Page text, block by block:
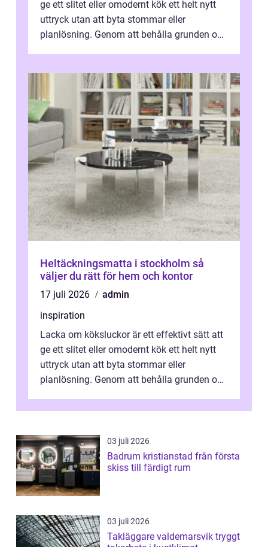
ge ett slitet eller omodernt kök ett helt nytt
uttryck utan att byta stommar eller
planlösning. Genom att behålla grunden och
Heltäckningsmatta i stockholm så
väljer du rätt för hem och kontor
17 juli 2026
admin
inspiration
Lacka om köksluckor är ett effektivt sätt att
ge ett slitet eller omodernt kök ett helt nytt
uttryck utan att byta stommar eller
planlösning. Genom att behålla grunden och
03 juli 2026
Badrum kristianstad från första
skiss till färdigt rum
03 juli 2026
Takläggare valdemarsvik tryggt